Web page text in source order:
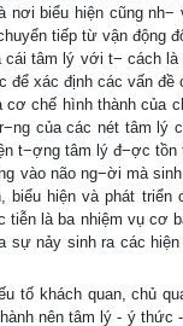
biểu hiện cũng nh−
tiếp từ vận động
tâm lý với t− cách
xác định các vấn đề
chế hình thành của
của các nét tâm lý
t−ợng tâm lý đ−ợc
vào não ng−ời mà
hiện và phát
tiễn là ba nhiệm vụ cơ
sự nảy sinh ra các
tố khách quan, chủ
nên tâm lý - ý thức